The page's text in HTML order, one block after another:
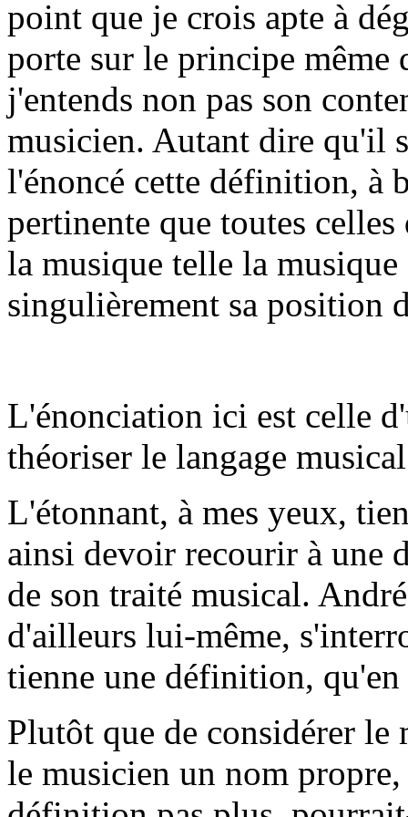
point que je crois apte à
porte sur le principe
j'entends non pas son
musicien. Autant dire qu'il
l'énoncé cette définition, à
pertinente que toutes
la musique telle la
singulièrement sa position
L'énonciation ici est celle
théoriser le langage
L'étonnant, à mes yeux,
ainsi devoir recourir à une
de son traité musical.
d'ailleurs lui-même,
tienne une définition,
Plutôt que de considérer le
le musicien un nom